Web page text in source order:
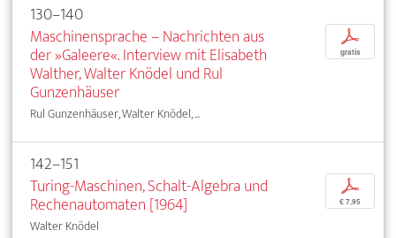
130–140
Maschinensprache – Nachrichten aus
der »Galeere«. Interview mit Elisabeth
Walther, Walter Knödel und Rul
Gunzenhäuser
Rul Gunzenhäuser, Walter Knödel, ...
p
gratis
142–151
Turing-Maschinen, Schalt-Algebra und
Rechenautomaten [1964]
Walter Knödel
p
€ 7,95